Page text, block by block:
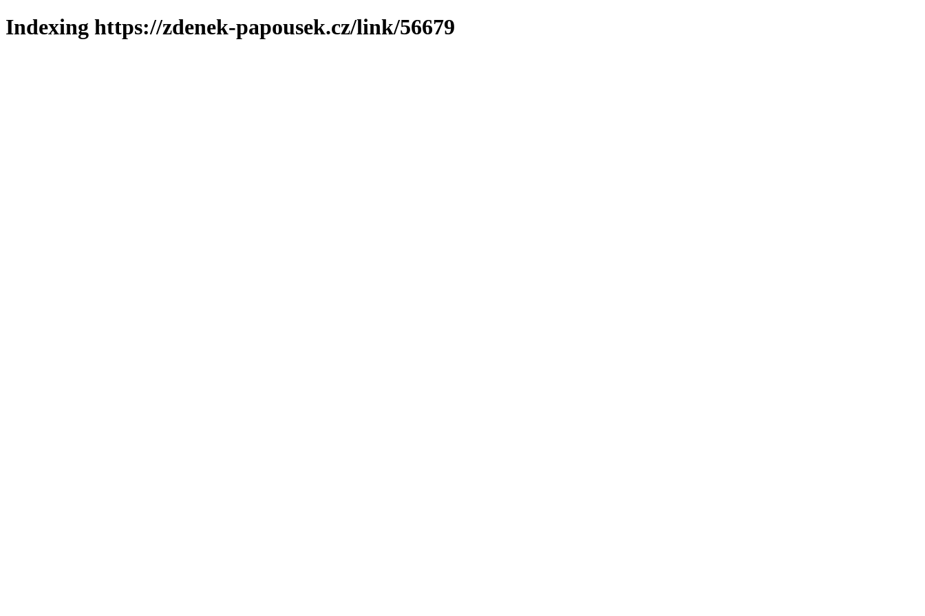
Indexing https://zdenek-papousek.cz/link/56679